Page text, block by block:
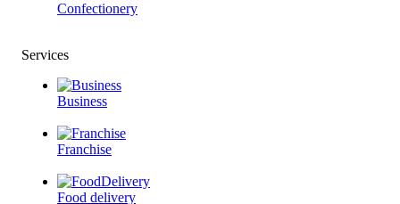
Confectionery
Services
Business
Franchise
Food delivery